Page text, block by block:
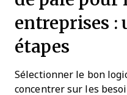
entreprises :
étapes
Sélectionner le bon
concentrer sur les